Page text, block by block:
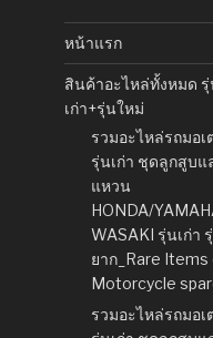
หน้าแรก
สินค้าอะไหล่ทั้งหมด
เก่า+รุ่นใหม่
รวมอะไหล่รถมอเ
รุ่นเก่า ชุดลูกสูบแ
แหวน
HONDA/
WASAKI รุ่นเก่า
ยาก_Rare Items
Motorcycle
รวมอะไหล่รถมอเ